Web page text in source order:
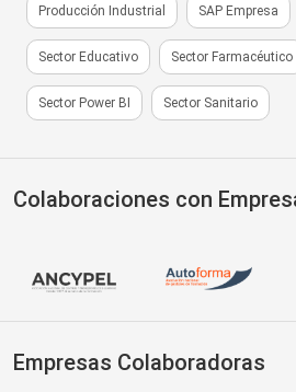
Producción Industrial SAP Empresa
Sector Educativo Sector Farmacéutico
Sector Power BI Sector Sanitario
Colaboraciones con
Empresas Colaboradoras